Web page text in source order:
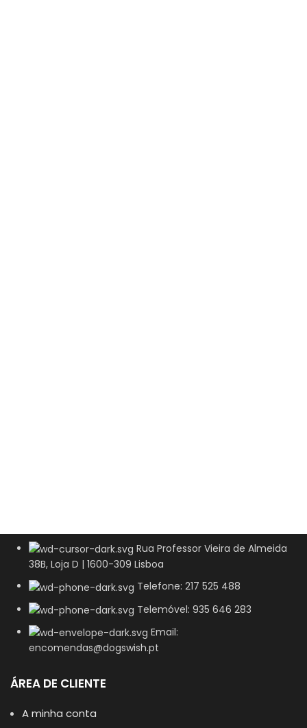
Rua Professor Vieira de Almeida
38B, Loja D | 1600-309 Lisboa
Telefone: 217 525 488
Telemóvel: 935 646 283
Email:
encomendas@dogswish.pt
ÁREA DE CLIENTE
A minha conta